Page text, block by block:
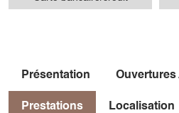
Présentation Ouvertures
Prestations Localisation